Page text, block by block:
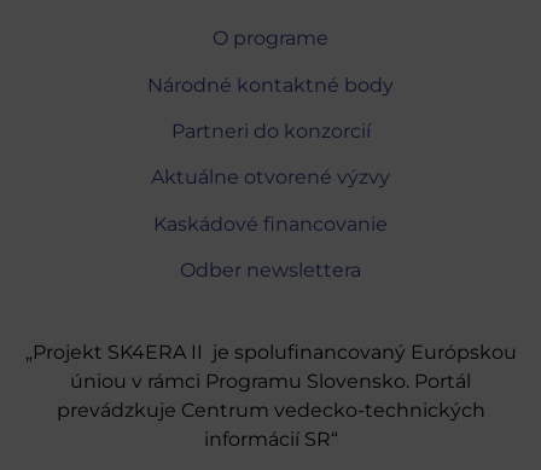
O programe
Národné kontaktné body
Partneri do konzorcií
Aktuálne otvorené výzvy
Kaskádové financovanie
Odber newslettera
„Projekt SK4ERA II je spolufinancovaný Európskou
úniou v rámci Programu Slovensko. Portál
prevádzkuje Centrum vedecko-technických
informácií SR“